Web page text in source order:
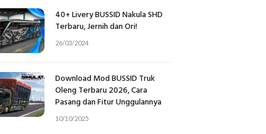
40+ Livery BUSSID Nakula SHD
Terbaru, Jernih dan Ori!
26/03/2024
Download Mod BUSSID Truk
Oleng Terbaru 2026, Cara
Pasang dan Fitur Unggulannya
10/10/2025